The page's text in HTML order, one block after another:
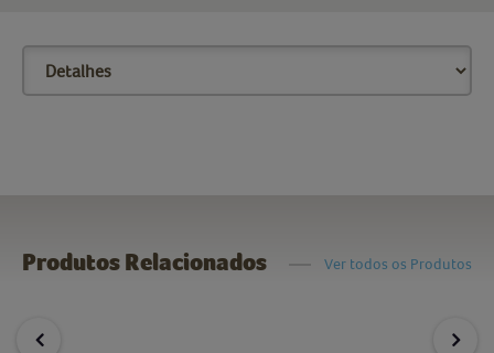
Produtos Relacionados Ver todos os Produtos